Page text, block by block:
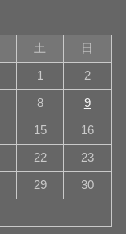
土 日
1 2
8 9
15 16
22 23
29 30